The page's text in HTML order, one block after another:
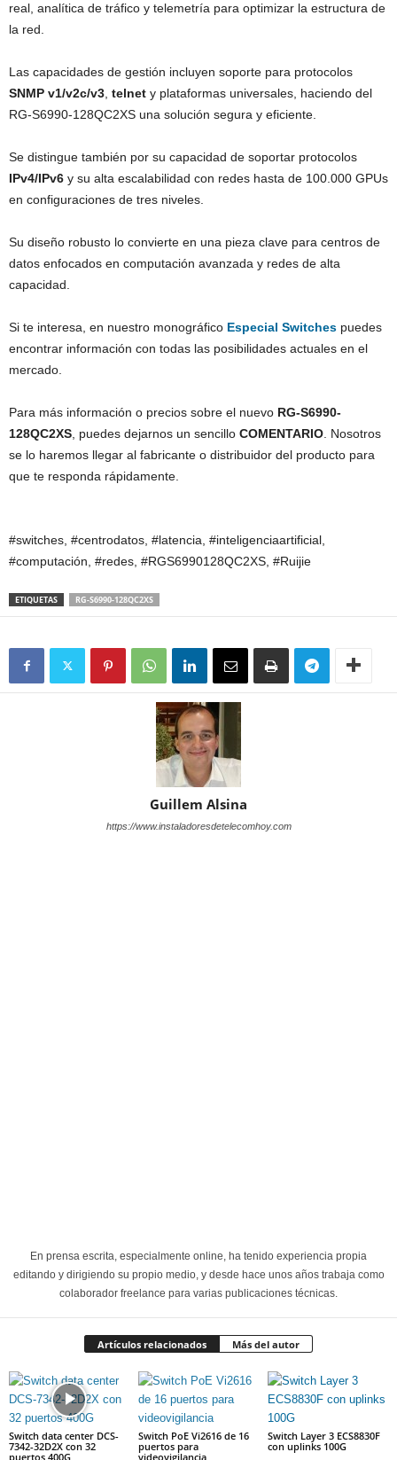
real, analítica de tráfico y telemetría para optimizar la estructura de
la red.
Las capacidades de gestión incluyen soporte para protocolos
SNMP v1/v2c/v3 telnet y plataformas universales, haciendo del
RG-S6990-128QC2XS una solución segura y eficiente.
Se distingue también por su capacidad de soportar protocolos
IPv4/IPv6 y su alta escalabilidad con redes hasta de 100.000 GPUs
en configuraciones de tres niveles.
Su diseño robusto lo convierte en una pieza clave para centros de
datos enfocados en computación avanzada y redes de alta
capacidad.
Si te interesa, en nuestro monográfico Especial Switches puedes
encontrar información con todas las posibilidades actuales en el
mercado.
Para más información o precios sobre el nuevo RG-S6990-
128QC2XS , puedes dejarnos un sencillo COMENTARIO . Nosotros
se lo haremos llegar al fabricante o distribuidor del producto para
que te responda rápidamente.
#switches, #centrodatos, #latencia, #inteligenciaartificial,
#computación, #redes, #RGS6990128QC2XS, #Ruijie
ETIQUETAS RG-S6990-128QC2XS
Guillem Alsina
https://www.instaladoresdetelecomhoy.com
En prensa escrita, especialmente online, ha tenido experiencia propia
editando y dirigiendo su propio medio, y desde hace unos años trabaja como
colaborador freelance para varias publicaciones técnicas.
Artículos relacionados Más del autor
Switch data center DCS-
7342-32D2X con 32
puertos 400G
Switch PoE Vi2616 de 16
puertos para
videovigilancia
Switch Layer 3 ECS8830F
con uplinks 100G